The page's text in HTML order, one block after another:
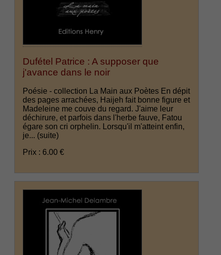
Dufétel Patrice : A supposer que
j'avance dans le noir
Poésie - collection La Main aux Poètes En dépit
des pages arrachées, Haijeh fait bonne figure et
Madeleine me couve du regard. J'aime leur
déchirure, et parfois dans l'herbe fauve, Fatou
égare son cri orphelin. Lorsqu'il m'atteint enfin,
je... (suite)
Prix : 6.00 €